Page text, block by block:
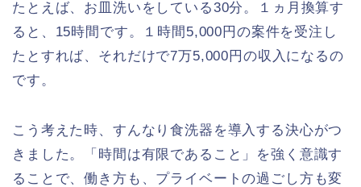
たとえば、お皿洗いをしている30分。１ヵ月換算す
ると、15時間です。１時間5,000円の案件を受注し
たとすれば、それだけで7万5,000円の収入になるの
です。
こう考えた時、すんなり食洗器を導入する決心がつ
きました。「時間は有限であること」を強く意識す
ることで、働き方も、プライベートの過ごし方も変